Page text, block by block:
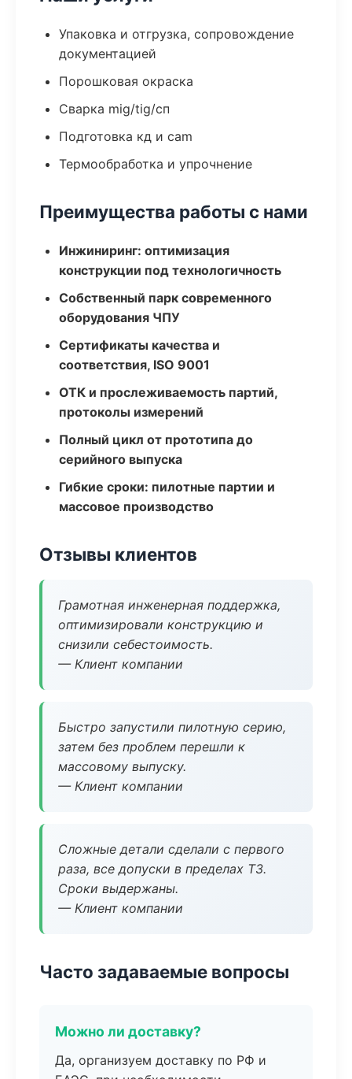
Упаковка и отгрузка, сопровождение
документацией
Порошковая окраска
Сварка mig/tig/сп
Подготовка кд и cam
Термообработка и упрочнение
Преимущества работы с нами
Инжиниринг: оптимизация
конструкции под технологичность
Собственный парк современного
оборудования ЧПУ
Сертификаты качества и
соответствия, ISO 9001
ОТК и прослеживаемость партий,
протоколы измерений
Полный цикл от прототипа до
серийного выпуска
Гибкие сроки: пилотные партии и
массовое производство
Отзывы клиентов
Грамотная инженерная поддержка,
оптимизировали конструкцию и
снизили себестоимость.
— Клиент компании
Быстро запустили пилотную серию,
затем без проблем перешли к
массовому выпуску.
— Клиент компании
Сложные детали сделали с первого
раза, все допуски в пределах ТЗ.
Сроки выдержаны.
— Клиент компании
Часто задаваемые вопросы
Можно ли доставку?
Да, организуем доставку по РФ и